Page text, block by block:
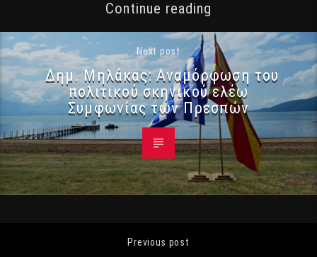
Continue reading
Next post
Δημ. Μηλάκας: Αναμόρφωση του
πολιτικού σκηνικού ελέω
Συμφωνίας των Πρεσπών
Previous post